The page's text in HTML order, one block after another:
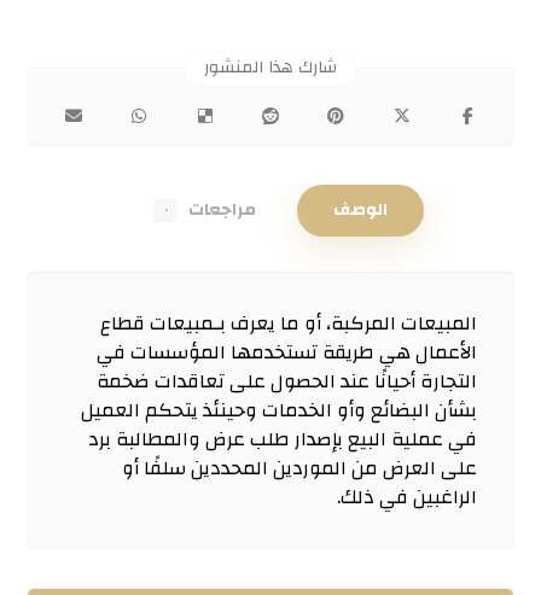
الوصف مراجعات ٠
المبيعات المركبة، أو ما يعرف بـمبيعات قطاع
الأعمال هي طريقة تستخدمها المؤسسات في
التجارة أحيانًا عند الحصول على تعاقدات ضخمة
بشأن البضائع وأو الخدمات وحينئذ يتحكم العميل
في عملية البيع بإصدار طلب عرض والمطالبة برد
على العرض من الموردين المحددين سلفًا أو
الراغبين في ذلك.